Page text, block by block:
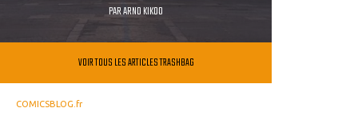
PARARNO KIKOO
VOIR TOUS LES ARTICLES TRASHBAG
COMICSBLOG.fr